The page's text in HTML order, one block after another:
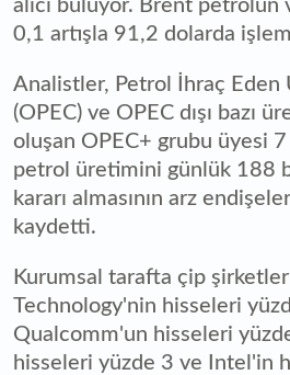
alıcı buluyor. Brent petrolün
0,1 artışla 91,2 dolarda
Analistler, Petrol İhraç Eden
(OPEC) ve OPEC dışı bazı
oluşan OPEC+ grubu üyesi
petrol üretimini günlük 188
kararı almasının arz
kaydetti.
Kurumsal tarafta çip
Technology'nin hisseleri
Qualcomm'un hisseleri
hisseleri yüzde 3 ve Intel'in